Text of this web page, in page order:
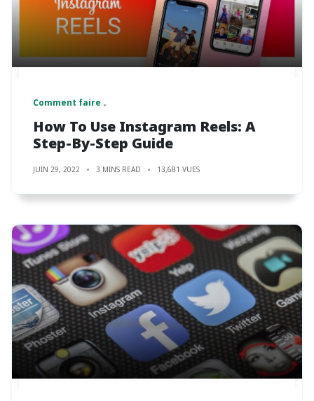
Comment faire
How To Use Instagram Reels: A
Step-By-Step Guide
JUIN 29, 2022 3 MINS READ 13,681 VUES